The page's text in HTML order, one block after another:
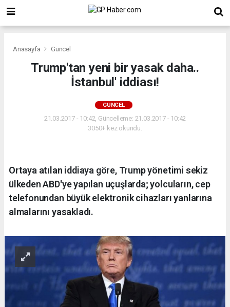
Anasayfa Güncel
Trump'tan yeni bir yasak daha..
İstanbul' iddiası!
GÜNCEL
21.03.2017 - 10:42, Güncelleme: 21.03.2017 - 10:42
3050+ kez okundu.
Ortaya atılan iddiaya göre, Trump yönetimi sekiz
ülkeden ABD'ye yapılan uçuşlarda; yolcuların, cep
telefonundan büyük elektronik cihazları yanlarına
almalarını yasakladı.